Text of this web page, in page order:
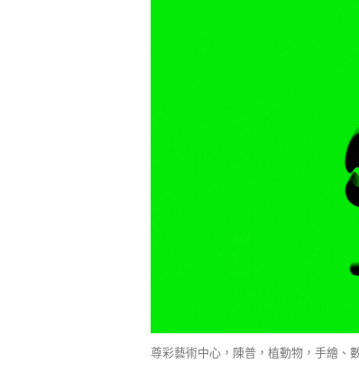
尊彩藝術中心，陳普，植動物，手繪、